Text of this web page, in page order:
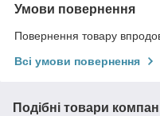
Умови повернення
Повернення товару
Всі умови повернення
Подібні товари